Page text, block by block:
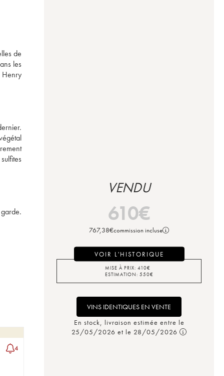
de
les
Henry
4
VENDU
610€
767,38€commission incluse
VOIR L'HISTORIQUE
MISE À PRIX: 410€
ESTIMATION: 550€
VINS IDENTIQUES EN VENTE
En stock, livraison estimée entre le
25/05/2026 et le 28/05/2026